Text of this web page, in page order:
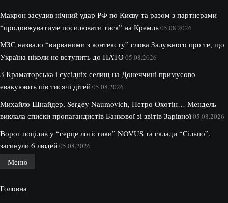
Макрон засудив нічний удар РФ по Києву та разом з партнерами
“продовжуватиме посилювати тиск” на Кремль05.08.2026
МЗС назвало “вирваними з контексту” слова Залужного про те, що
Україна ніколи не вступить до НАТО05.08.2026
З Краматорська і сусідніх селищ на Донеччині примусово
евакуюють пів тисячі дітей05.08.2026
Михайло Шнайдер, Sergey Naumovich, Петро Охотін… Мендель
виклала списки пропагандистів Банкової зі звітів Зарівної05.08.2026
Ворог поцілив у “серце логістики” NOVUS та склади “Сільпо”,
загинули 6 людей05.08.2026
Меню
Головна